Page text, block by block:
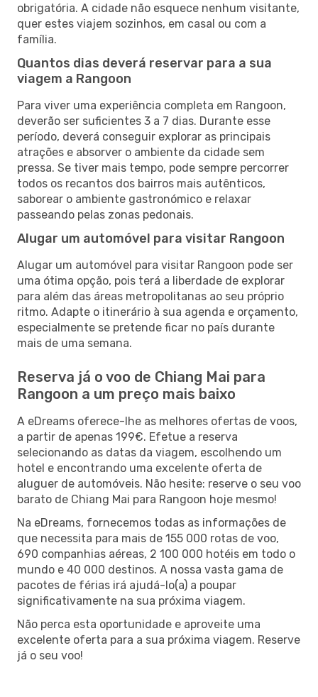
obrigatória. A cidade não esquece nenhum visitante,
quer estes viajem sozinhos, em casal ou com a
família.
Quantos dias deverá reservar para a sua
viagem a Rangoon
Para viver uma experiência completa em Rangoon,
deverão ser suficientes 3 a 7 dias. Durante esse
período, deverá conseguir explorar as principais
atrações e absorver o ambiente da cidade sem
pressa. Se tiver mais tempo, pode sempre percorrer
todos os recantos dos bairros mais autênticos,
saborear o ambiente gastronómico e relaxar
passeando pelas zonas pedonais.
Alugar um automóvel para visitar Rangoon
Alugar um automóvel para visitar Rangoon pode ser
uma ótima opção, pois terá a liberdade de explorar
para além das áreas metropolitanas ao seu próprio
ritmo. Adapte o itinerário à sua agenda e orçamento,
especialmente se pretende ficar no país durante
mais de uma semana.
Reserva já o voo de Chiang Mai para
Rangoon a um preço mais baixo
A eDreams oferece-lhe as melhores ofertas de voos,
a partir de apenas 199€. Efetue a reserva
selecionando as datas da viagem, escolhendo um
hotel e encontrando uma excelente oferta de
aluguer de automóveis. Não hesite: reserve o seu voo
barato de Chiang Mai para Rangoon hoje mesmo!
Na eDreams, fornecemos todas as informações de
que necessita para mais de 155 000 rotas de voo,
690 companhias aéreas, 2 100 000 hotéis em todo o
mundo e 40 000 destinos. A nossa vasta gama de
pacotes de férias irá ajudá-lo(a) a poupar
significativamente na sua próxima viagem.
Não perca esta oportunidade e aproveite uma
excelente oferta para a sua próxima viagem. Reserve
já o seu voo!